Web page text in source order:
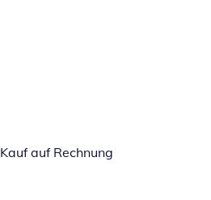
Kauf auf Rechnung